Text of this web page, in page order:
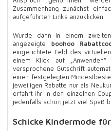
Zusammenhang zunächst
aufgeführten Links anzuklicken.
Wurde dann in einem
angezeigte boohoo
eingerichtete Feld des
einem Klick auf
versprochene Gutschrift
einen festgelegten
jeweiligen Rabatte nur als
erfahrt ihr in den einzelnen
jedenfalls schon jetzt viel Spaß
Schicke Kindermode